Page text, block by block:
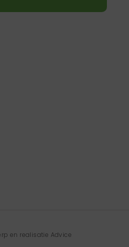
en realisatie Advice